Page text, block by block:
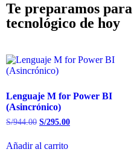
Te preparamos
tecnológico de hoy​
Lenguaje M for Power BI
(Asincrónico)
S/944.00 S/295.00
Añadir al carrito